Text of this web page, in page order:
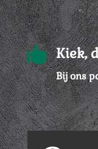
 Kiek,
Bij ons